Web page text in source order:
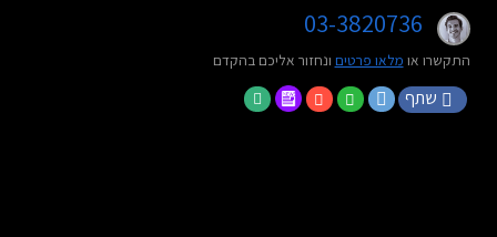
03-3820736
התקשרו או מלאו פרטים ונחזור אליכם בהקדם
שתף